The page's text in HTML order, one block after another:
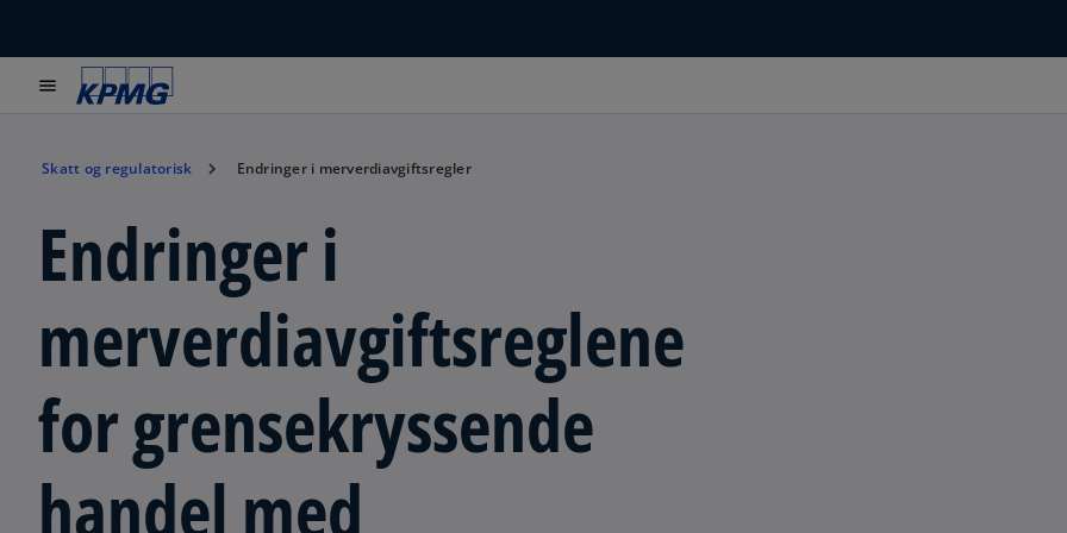
menu
Skatt og regulatorisk Endringer i merverdiavgiftsregler
Endringer i
merverdiavgiftsreglene
for grensekryssende
handel med